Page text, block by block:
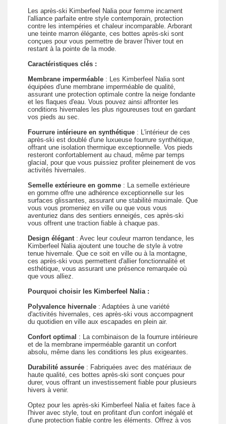
Les après-ski Kimberfeel Nalia pour femme incarnent
l'alliance parfaite entre style contemporain, protection
contre les intempéries et chaleur incomparable. Arborant
une teinte marron élégante, ces bottes après-ski sont
conçues pour vous permettre de braver l'hiver tout en
restant à la pointe de la mode.
Caractéristiques clés :
Membrane imperméable : Les Kimberfeel Nalia sont
équipées d'une membrane imperméable de qualité,
assurant une protection optimale contre la neige fondante
et les flaques d'eau. Vous pouvez ainsi affronter les
conditions hivernales les plus rigoureuses tout en gardant
vos pieds au sec.
Fourrure intérieure en synthétique : L'intérieur de ces
après-ski est doublé d'une luxueuse fourrure synthétique,
offrant une isolation thermique exceptionnelle. Vos pieds
resteront confortablement au chaud, même par temps
glacial, pour que vous puissiez profiter pleinement de vos
activités hivernales.
Semelle extérieure en gomme : La semelle extérieure
en gomme offre une adhérence exceptionnelle sur les
surfaces glissantes, assurant une stabilité maximale. Que
vous vous promeniez en ville ou que vous vous
aventuriez dans des sentiers enneigés, ces après-ski
vous offrent une traction fiable à chaque pas.
Design élégant : Avec leur couleur marron tendance, les
Kimberfeel Nalia ajoutent une touche de style à votre
tenue hivernale. Que ce soit en ville ou à la montagne,
ces après-ski vous permettent d'allier fonctionnalité et
esthétique, vous assurant une présence remarquée où
que vous alliez.
Pourquoi choisir les Kimberfeel Nalia :
Polyvalence hivernale : Adaptées à une variété
d'activités hivernales, ces après-ski vous accompagnent
du quotidien en ville aux escapades en plein air.
Confort optimal : La combinaison de la fourrure intérieure
et de la membrane imperméable garantit un confort
absolu, même dans les conditions les plus exigeantes.
Durabilité assurée : Fabriquées avec des matériaux de
haute qualité, ces bottes après-ski sont conçues pour
durer, vous offrant un investissement fiable pour plusieurs
hivers à venir.
Optez pour les après-ski Kimberfeel Nalia et faites face à
l'hiver avec style, tout en profitant d'un confort inégalé et
d'une protection fiable contre les éléments. Offrez à vos